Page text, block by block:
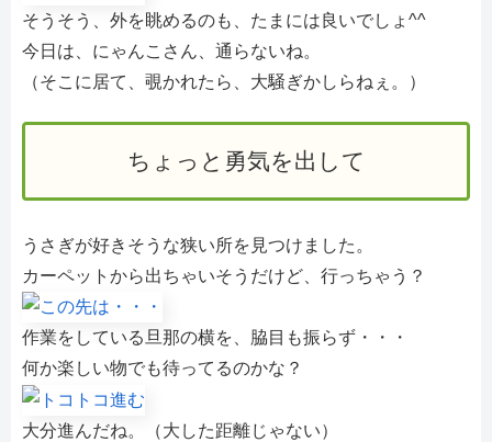
そうそう、外を眺めるのも、たまには良いでしょ^^
今日は、にゃんこさん、通らないね。
（そこに居て、覗かれたら、大騒ぎかしらねぇ。）
ちょっと勇気を出して
うさぎが好きそうな狭い所を見つけました。
カーペットから出ちゃいそうだけど、行っちゃう？
作業をしている旦那の横を、脇目も振らず・・・
何か楽しい物でも待ってるのかな？
大分進んだね。（大した距離じゃない）